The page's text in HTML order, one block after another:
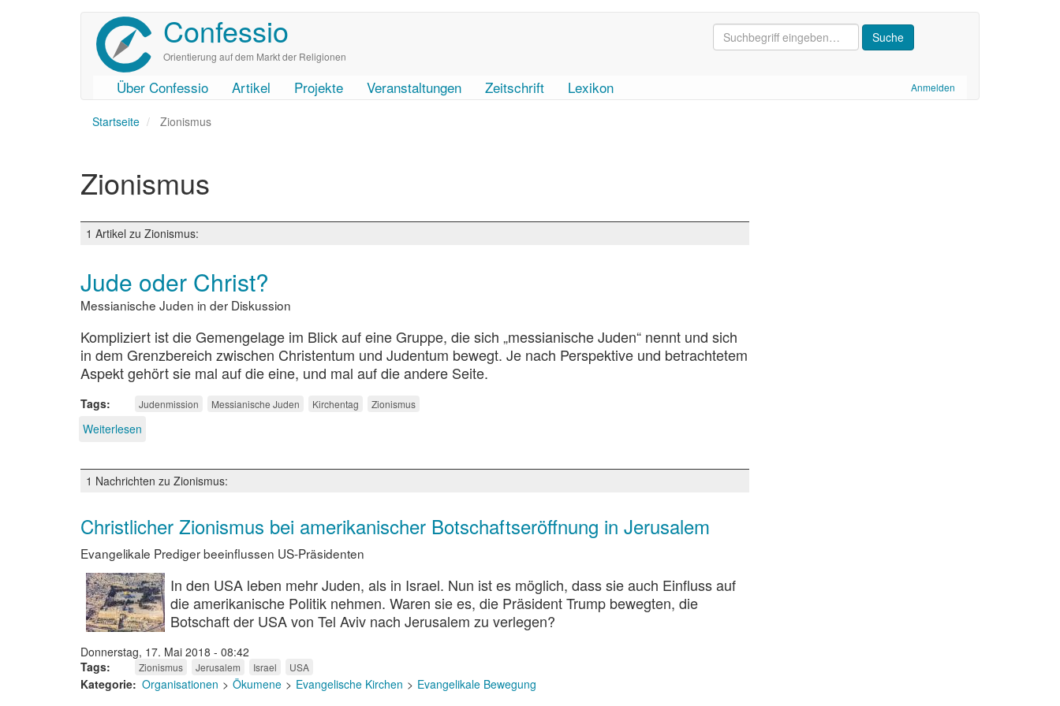
Confessio
Orientierung auf dem Markt der Religionen
User
account
Anmelden
Main
navigation
Über Confessio Artikel Projekte Veranstaltungen Zeitschrift Lexikon
Startseite Zionismus
Zionismus
1 Artikel zu Zionismus:
Jude oder Christ?
Messianische Juden in der Diskussion
Kompliziert ist die Gemengelage im Blick auf eine Gruppe, die sich „messianische Juden“ nennt und sich
in dem Grenzbereich zwischen Christentum und Judentum bewegt. Je nach Perspektive und betrachtetem
Aspekt gehört sie mal auf die eine, und mal auf die andere Seite.
Tags Judenmission Messianische Juden Kirchentag Zionismus
Weiterlesen
Christ?
1 Nachrichten zu Zionismus:
Christlicher Zionismus bei amerikanischer Botschaftseröffnung in Jerusalem
Evangelikale Prediger beeinflussen US-Präsidenten
In den USA leben mehr Juden, als in Israel. Nun ist es möglich, dass sie auch Einfluss auf
die amerikanische Politik nehmen. Waren sie es, die Präsident Trump bewegten, die
Botschaft der USA von Tel Aviv nach Jerusalem zu verlegen?
Donnerstag, 17. Mai 2018 - 08:42
Tags
Zionismus Jerusalem Israel USA
Kategorie Organisationen Ökumene Evangelische Kirchen Evangelikale Bewegung